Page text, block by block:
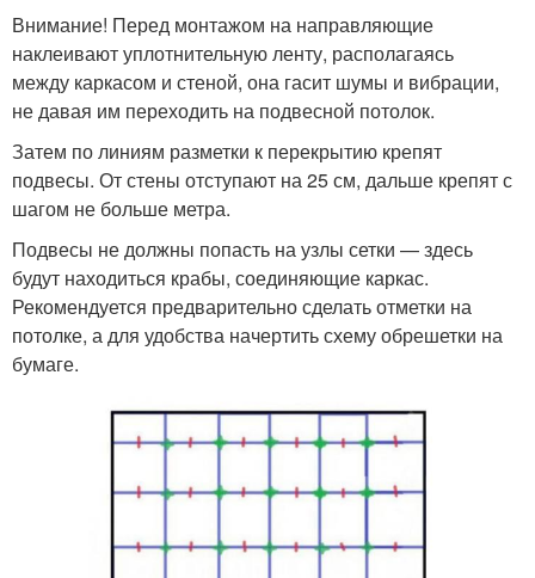
Внимание! Перед монтажом на направляющие
наклеивают уплотнительную ленту, располагаясь
между каркасом и стеной, она гасит шумы и вибрации,
не давая им переходить на подвесной потолок.
Затем по линиям разметки к перекрытию крепят
подвесы. От стены отступают на 25 см, дальше крепят с
шагом не больше метра.
Подвесы не должны попасть на узлы сетки — здесь
будут находиться крабы, соединяющие каркас.
Рекомендуется предварительно сделать отметки на
потолке, а для удобства начертить схему обрешетки на
бумаге.